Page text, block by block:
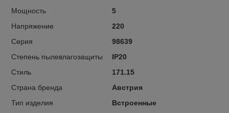
Мощность
5
Напряжение
220
Серия
98639
Степень пылевлагозащиты
IP20
Стиль
171.15
Страна бренда
Австрия
Тип изделия
Встроенные